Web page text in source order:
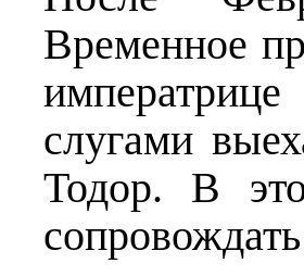
Временное
слугами
Тодор. В